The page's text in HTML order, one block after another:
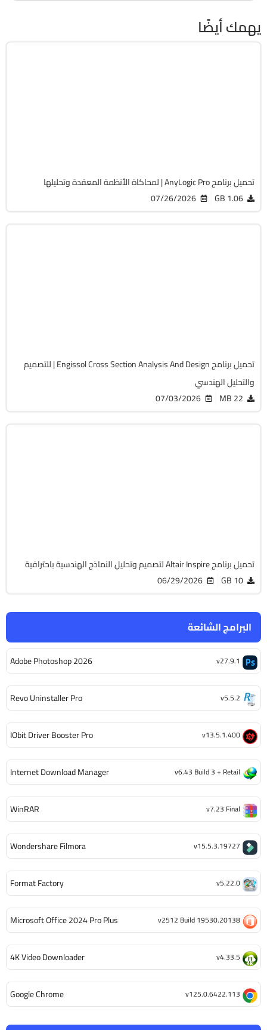
البرامج الشائعة
Adobe Photoshop 2026 v27.9.1
Revo Uninstaller Pro v5.5.2
IObit Driver Booster Pro v13.5.1.400
Internet Download Manager v6.43 Build 3 + Retail
WinRAR v7.23 Final
Wondershare Filmora v15.5.3.19727
Format Factory v5.22.0
Microsoft Office 2024 Pro Plus v2512 Build 19530.20138
4K Video Downloader v4.33.5
Google Chrome v125.0.6422.113
يهمك أيضًا
تحميل برنامج AnyLogic Pro | لمحاكاة الأنظمة المعقدة وتحليلها
1.06 GB
07/26/2026
تحميل برنامج Engissol Cross Section Analysis And Design | للتصميم
والتحليل الهندسي
22 MB
07/03/2026
تحميل برنامج Altair Inspire لتصميم وتحليل النماذج الهندسية باحترافية
10 GB
06/29/2026